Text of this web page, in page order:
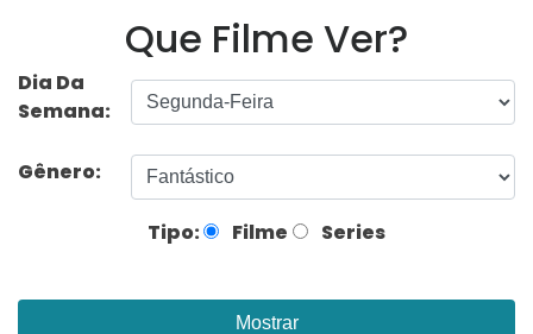
Que Filme Ver?
Dia Da
Semana:
Gênero:
Tipo: Filme Series
Mostrar